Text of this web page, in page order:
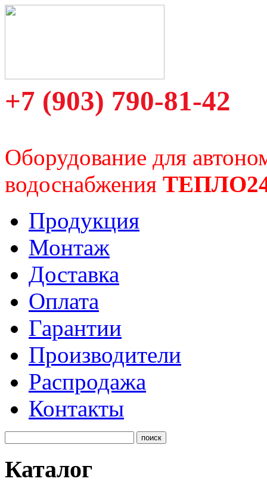
+7 (903) 790-81-42
Оборудование для
водоснабжения
Продукция
Монтаж
Доставка
Оплата
Гарантии
Производители
Распродажа
Контакты
Каталог